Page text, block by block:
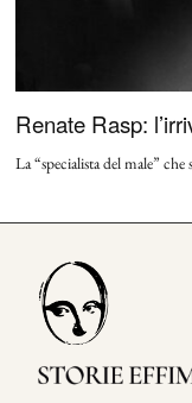
Renate Rasp:
La “specialista del male”